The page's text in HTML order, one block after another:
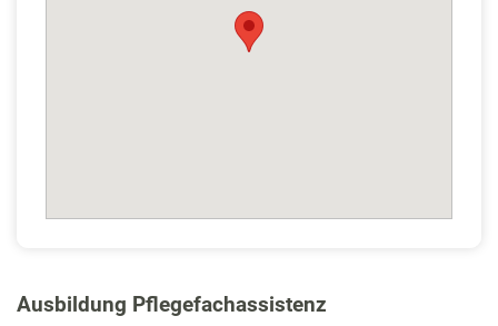
Ausbildung Pflegefachassistenz